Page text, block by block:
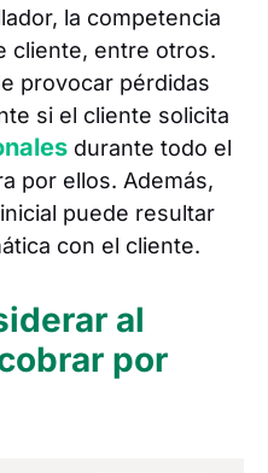
la competencia
cliente, entre otros.
provocar pérdidas
si el cliente solicita
durante todo el
por ellos. Además,
puede resultar
con el cliente.
al
por